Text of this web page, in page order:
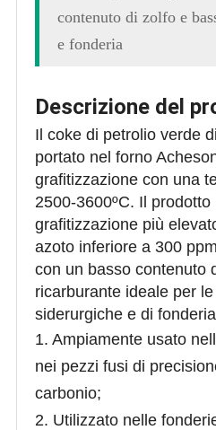
contenuto di zolfo e
e fonderia
Descrizione del
Il coke di petrolio verde
portato nel forno
grafitizzazione con una
2500-3600ºC. Il
grafitizzazione più
azoto inferiore a 300
con un basso contenuto
ricarburante ideale per
siderurgiche e di
1. Ampiamente usato
nei pezzi fusi di
carbonio;
2. Utilizzato nelle